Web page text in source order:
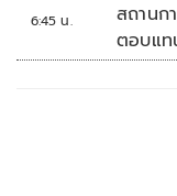
6:45 น.
สถานก
ตอบแท